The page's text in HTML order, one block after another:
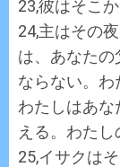
23,彼はそこ
24,主はその
は、あなた
ならない。わ
わたしはあ
える。わたし
25,イサクは